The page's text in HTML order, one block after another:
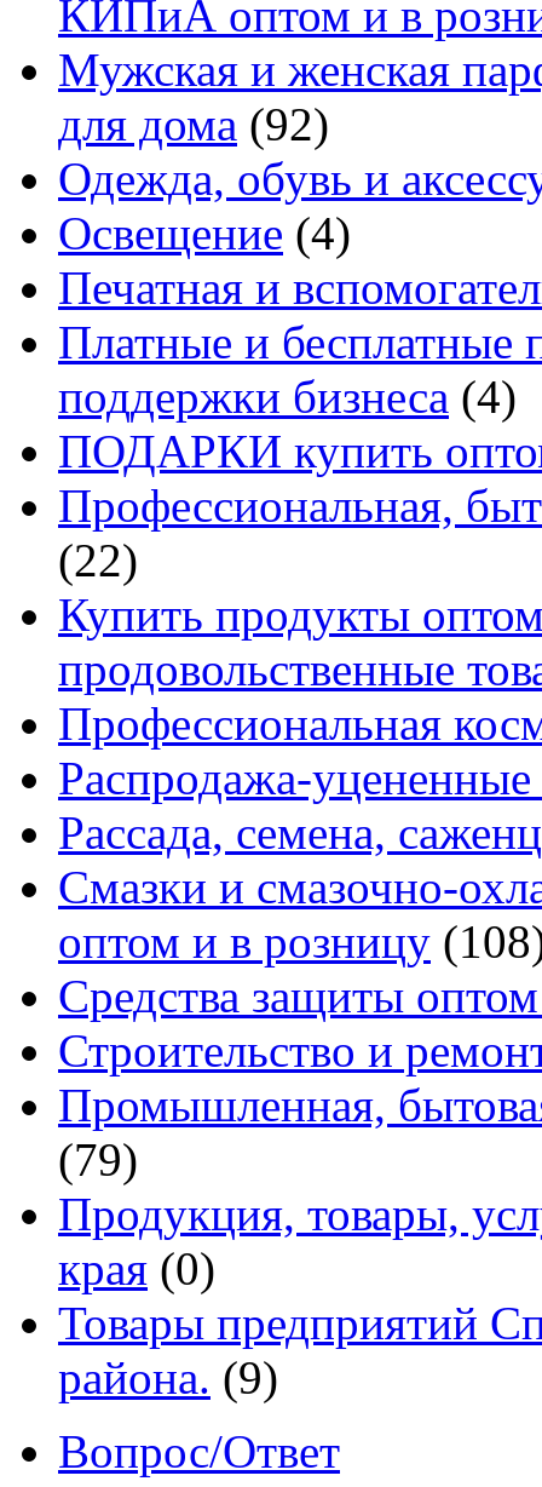
КИПиА оптом и в
Мужская и женская
для дома (92)
Одежда, обувь и
Освещение (4)
Печатная и
Платные и бесплатные
поддержки бизнеса (4)
ПОДАРКИ купить
Профессиональная,
(22)
Купить продукты
продовольственные
Профессиональная
Распродажа-уцененные
Рассада, семена,
Смазки и смазочно-
оптом и в розницу
Средства защиты
Строительство и
Промышленная,
(79)
Продукция, товары,
края (0)
Товары предприятий
района. (9)
Вопрос/Ответ